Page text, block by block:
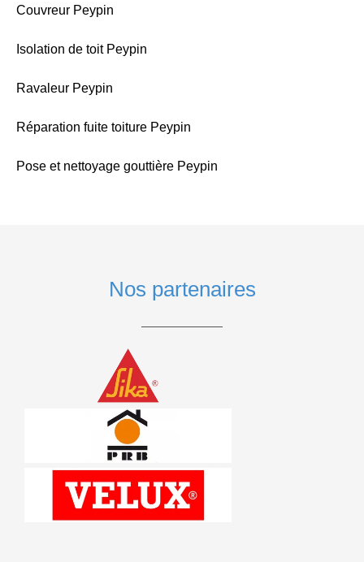
Couvreur Peypin
Isolation de toit Peypin
Ravaleur Peypin
Réparation fuite toiture Peypin
Pose et nettoyage gouttière Peypin
Nos partenaires